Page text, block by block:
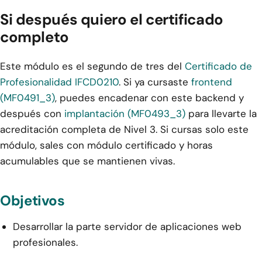
Si después quiero el certificado
completo
Este módulo es el segundo de tres del Certificado de
Profesionalidad IFCD0210. Si ya cursaste frontend
(MF0491_3), puedes encadenar con este backend y
después con implantación (MF0493_3) para llevarte la
acreditación completa de Nivel 3. Si cursas solo este
módulo, sales con módulo certificado y horas
acumulables que se mantienen vivas.
Objetivos
Desarrollar la parte servidor de aplicaciones web
profesionales.